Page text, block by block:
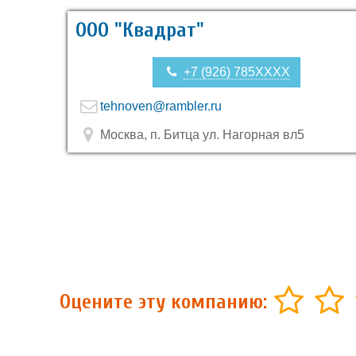
ООО "Квадрат"
+7 (926) 785XXXX
tehnoven@rambler.ru
Москва, п. Битца ул. Нагорная вл5
Оцените эту компанию: